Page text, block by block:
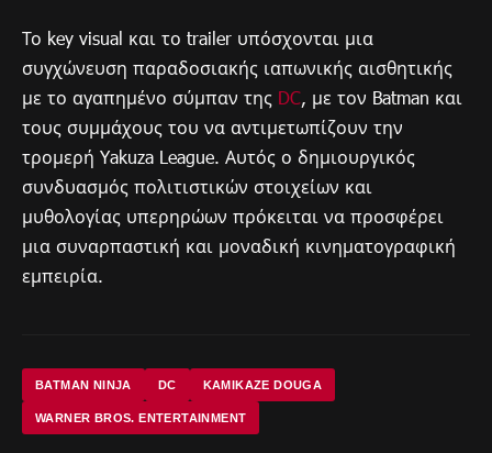
Το key visual και το trailer υπόσχονται μια
συγχώνευση παραδοσιακής ιαπωνικής αισθητικής
με το αγαπημένο σύμπαν της DC, με τον Batman και
τους συμμάχους του να αντιμετωπίζουν την
τρομερή Yakuza League. Αυτός ο δημιουργικός
συνδυασμός πολιτιστικών στοιχείων και
μυθολογίας υπερηρώων πρόκειται να προσφέρει
μια συναρπαστική και μοναδική κινηματογραφική
εμπειρία.
BATMAN NINJA DC KAMIKAZE DOUGA
WARNER BROS. ENTERTAINMENT